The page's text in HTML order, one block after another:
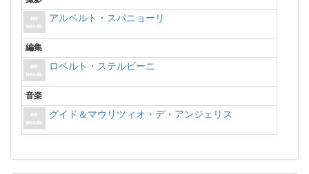
アルベルト・スパニョーリ
編集
ロベルト・ステルビーニ
音楽
グイド＆マウリツィオ・デ・アンジェリス